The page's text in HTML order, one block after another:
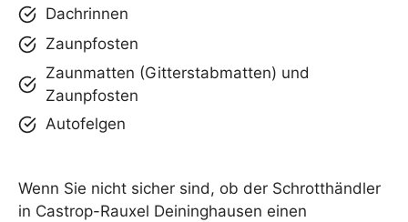
Dachrinnen
Zaunpfosten
Zaunmatten (Gitterstabmatten) und
Zaunpfosten
Autofelgen
Wenn Sie nicht sicher sind, ob der Schrotthändler
in Castrop-Rauxel Deininghausen einen